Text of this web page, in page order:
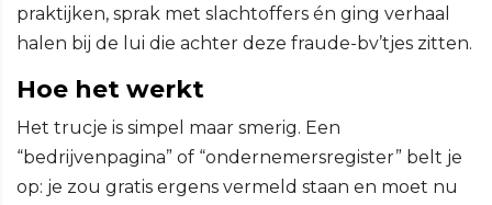
praktijken, sprak met slachtoffers én ging verhaal
halen bij de lui die achter deze fraude-bv’tjes zitten.
Hoe het werkt
Het trucje is simpel maar smerig. Een
“bedrijvenpagina” of “ondernemersregister” belt je
op: je zou gratis ergens vermeld staan en moet nu